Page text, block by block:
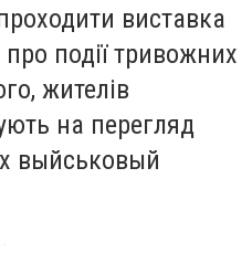
виставка
події тривожних
жителів
на перегляд
выйськовый